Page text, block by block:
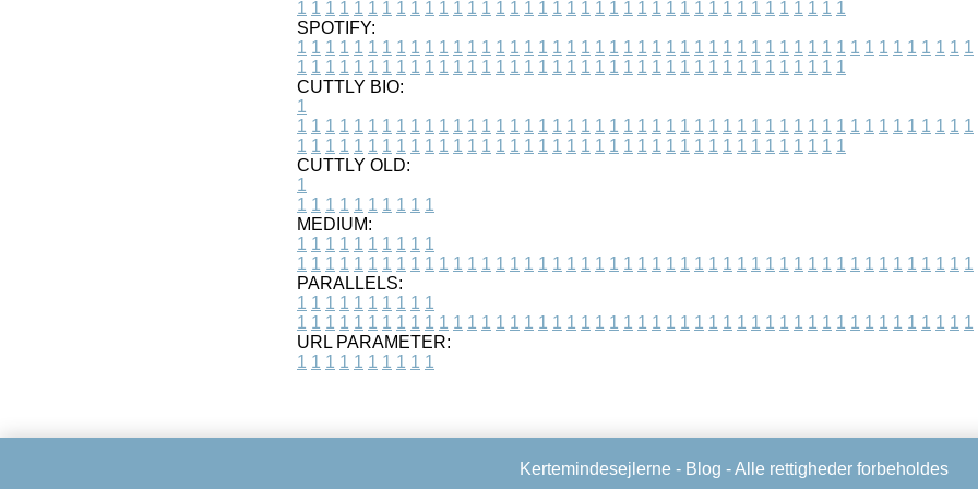
1 1 1 1 1 1 1 1 1 1 1 1 1 1 1 1 1 1 1 1 1 1 1 1 1 1 1 1 1 1 1 1 1 1 1 1 1 1 1
SPOTIFY:
1 1 1 1 1 1 1 1 1 1 1 1 1 1 1 1 1 1 1 1 1 1 1 1 1 1 1 1 1 1 1 1 1 1 1 1 1 1 1 1 1 1 1 1 1 1 1 1
1 1 1 1 1 1 1 1 1 1 1 1 1 1 1 1 1 1 1 1 1 1 1 1 1 1 1 1 1 1 1 1 1 1 1 1 1 1 1
CUTTLY BIO:
1
1 1 1 1 1 1 1 1 1 1 1 1 1 1 1 1 1 1 1 1 1 1 1 1 1 1 1 1 1 1 1 1 1 1 1 1 1 1 1 1 1 1 1 1 1 1 1 1
1 1 1 1 1 1 1 1 1 1 1 1 1 1 1 1 1 1 1 1 1 1 1 1 1 1 1 1 1 1 1 1 1 1 1 1 1 1 1
CUTTLY OLD:
1
1 1 1 1 1 1 1 1 1 1
MEDIUM:
1 1 1 1 1 1 1 1 1 1
1 1 1 1 1 1 1 1 1 1 1 1 1 1 1 1 1 1 1 1 1 1 1 1 1 1 1 1 1 1 1 1 1 1 1 1 1 1 1 1 1 1 1 1 1 1 1 1
PARALLELS:
1 1 1 1 1 1 1 1 1 1
1 1 1 1 1 1 1 1 1 1 1 1 1 1 1 1 1 1 1 1 1 1 1 1 1 1 1 1 1 1 1 1 1 1 1 1 1 1 1 1 1 1 1 1 1 1 1 1
URL PARAMETER:
1 1 1 1 1 1 1 1 1 1
Kertemindesejlerne - Blog - Alle rettigheder forbeholdes